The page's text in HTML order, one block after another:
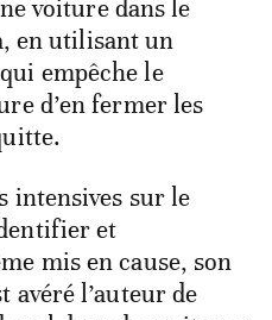
voiture dans le
en utilisant un
empêche le
d’en fermer les
intensives sur le
et
mis en cause, son
avéré l’auteur de